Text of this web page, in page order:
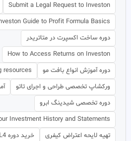
Submit a Legal Request to Investon
Guide to Profit Formula Basics
دوره ساخت اکسپرت در متاتریدر
How to Access Returns on Investon
دوره آموزش انواع بافت مو
resources
ورکشاپ تخصصی طراحی و اجرای تاتو
دوره تخصصی شیدینگ ابرو
Investment History and Statements
تهیه لایحه اعتراض کیفری
خرید دوره MQL4 برای متاتریدر 4